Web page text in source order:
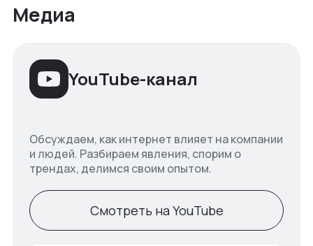
Медиа
YouTube-канал
Обсуждаем, как интернет влияет на компании
и людей. Разбираем явления, спорим о
трендах, делимся своим опытом.
Смотреть на YouTube